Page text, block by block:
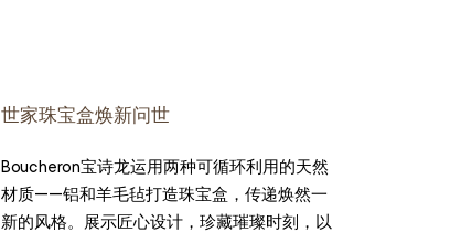
世家珠宝盒焕新问世
Boucheron宝诗龙运用两种可循环利用的天然
材质——铝和羊毛毡打造珠宝盒，传递焕然一
新的风格。展示匠心设计，珍藏璀璨时刻，以